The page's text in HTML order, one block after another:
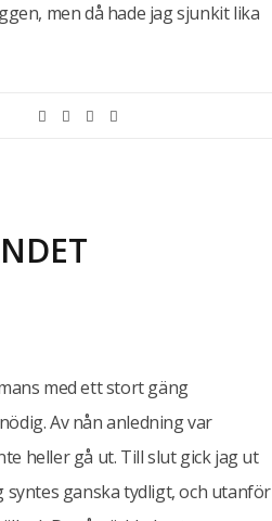
men då hade jag sjunkit lika
med ett stort gäng
Av nån anledning var
heller gå ut. Till slut gick jag ut
syntes ganska tydligt, och utanför